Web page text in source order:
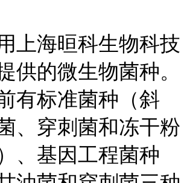
上海晅科生物科技
供的微生物菌种。
有标准菌种（斜
、穿刺菌和冻干粉
、基因工程菌种